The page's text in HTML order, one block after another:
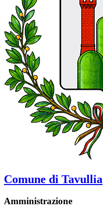
Comune di Tavullia
Amministrazione